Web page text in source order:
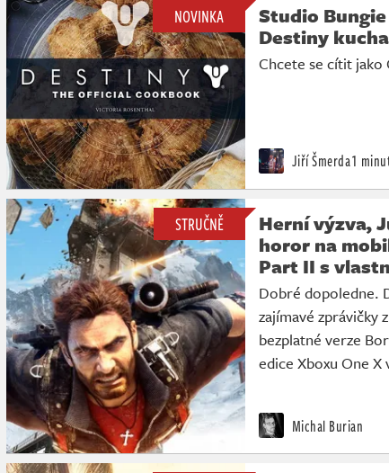
NOVINKA
Studio
Destiny
Chcete se cítit jako
Jiří Šmerda1
STRUČNĚ
Herní výzva,
horor na
Part II s
Dobré dopoledne.
zajímavé zprávičky
bezplatné verze
edice Xboxu One X
Michal Burian